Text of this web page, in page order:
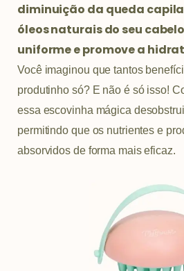
diminuição da queda
óleos naturais do seu
uniforme e promove a
Você imaginou que tantos
produtinho só? E não é só isso!
essa escovinha mágica
permitindo que os nutrientes e
absorvidos de forma mais eficaz.